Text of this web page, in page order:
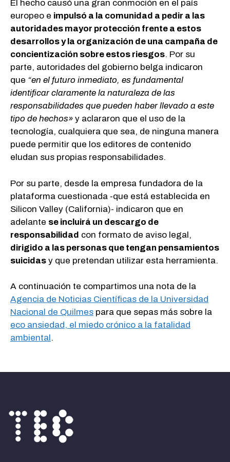
El hecho causó una gran conmoción en el país
europeo e impulsó a la comunidad a pedir a las
autoridades mayor protección frente a estos
desarrollos y la organización de una campaña de
concientización sobre estos riesgos. Por su
parte, autoridades del gobierno belga indicaron
que “en el futuro inmediato, es fundamental
identificar claramente la naturaleza de las
responsabilidades que pueden haber llevado a este
tipo de hechos» y aclararon que el uso de la
tecnología, cualquiera que sea, de ninguna manera
puede permitir que los editores de contenido
eludan sus propias responsabilidades.
Por su parte, desde la empresa fundadora de la
plataforma cuestionada -que está establecida en
Silicon Valley (California)- indicaron que en
adelante se incluirá un descargo de
responsabilidad con formato de aviso legal,
dirigido a las personas que tengan pensamientos
suicidas y que pretendan utilizar esta herramienta.
A continuación te compartimos una nota de la
Agencia de Noticias Científicas de la Universidad
Nacional de Quilmes para que sepas más sobre la
eco ansiedad, el miedo crónico a la fatalidad
ambiental .